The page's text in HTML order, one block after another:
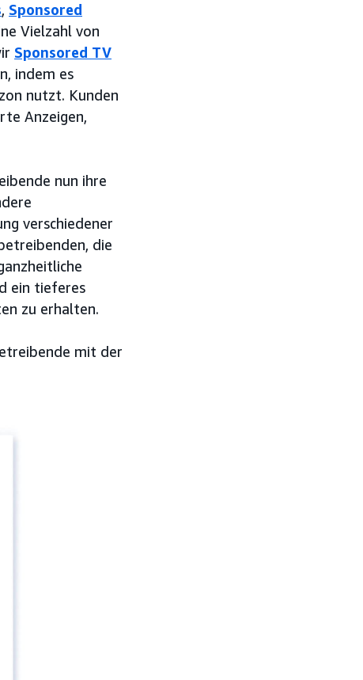
, Sponsored
Vielzahl von
Sponsored TV
indem es
nutzt. Kunden
Anzeigen,
nun ihre
verschiedener
die
ein tieferes
zu erhalten.
mit der